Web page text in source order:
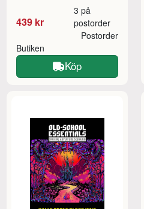
439 kr
3 på
postorder
Butiken
Postorder
Köp